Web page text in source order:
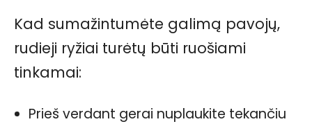
Kad sumažintumėte galimą pavojų,
rudieji ryžiai turėtų būti ruošiami
tinkamai:
Prieš verdant gerai nuplaukite tekančiu